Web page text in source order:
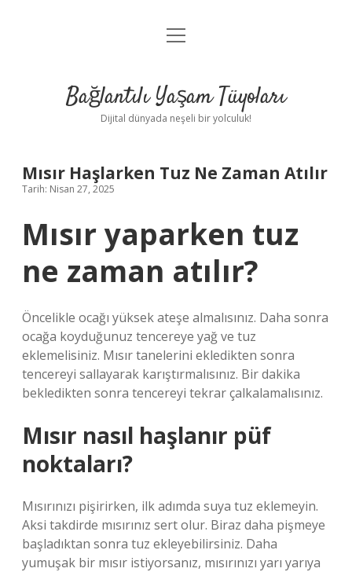
Anasayfa
Yasal Uyarı
menüyü
Bağlantılı Yaşam Tüyoları
Dijital dünyada neşeli bir yolculuk!
Mısır Haşlarken Tuz Ne Zaman Atılır
Tarih: Nisan 27, 2025
Mısır yaparken tuz
ne zaman atılır?
Öncelikle ocağı yüksek ateşe almalısınız. Daha sonra
ocağa koyduğunuz tencereye yağ ve tuz
eklemelisiniz. Mısır tanelerini ekledikten sonra
tencereyi sallayarak karıştırmalısınız. Bir dakika
bekledikten sonra tencereyi tekrar çalkalamalısınız.
Mısır nasıl haşlanır püf
noktaları?
Mısırınızı pişirirken, ilk adımda suya tuz eklemeyin.
Aksi takdirde mısırınız sert olur. Biraz daha pişmeye
başladıktan sonra tuz ekleyebilirsiniz. Daha
yumuşak bir mısır istiyorsanız, mısırınızı yarı yarıya